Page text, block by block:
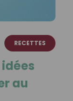
RECETTES
au